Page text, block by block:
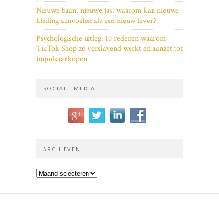
Nieuwe baan, nieuwe jas: waarom kan nieuwe
kleding aanvoelen als een nieuw leven?
Psychologische uitleg: 10 redenen waarom
TikTok Shop zo verslavend werkt en aanzet tot
impulsaankopen
SOCIALE MEDIA
ARCHIEVEN
Archieven